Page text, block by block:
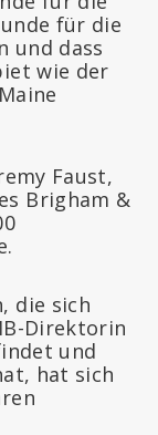
für die
und dass
wie der
Faust,
Brigham &
die sich
Direktorin
und
hat sich